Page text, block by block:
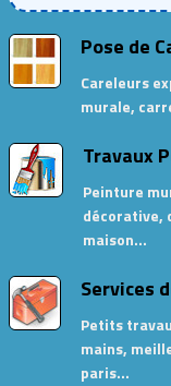
Pose de
Careleurs
murale,
Travaux
Peinture
décorative,
maison…
Services
Petits
mains,
paris…